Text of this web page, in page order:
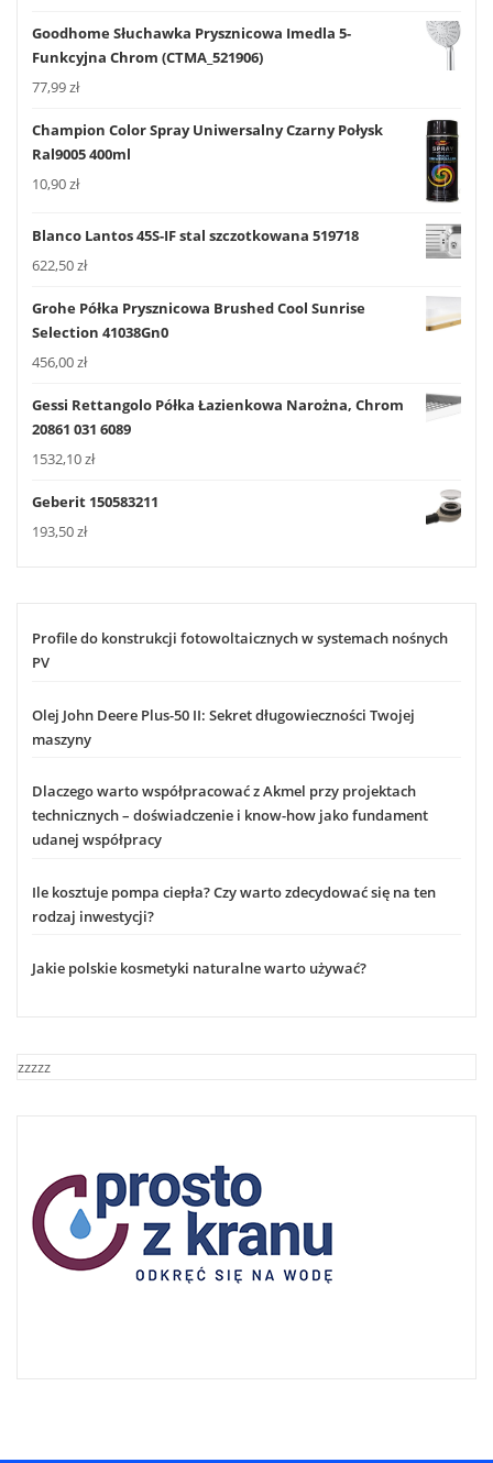
Goodhome Słuchawka Prysznicowa Imedla 5-
Funkcyjna Chrom (CTMA_521906)
77,99zł
Champion Color Spray Uniwersalny Czarny Połysk
Ral9005 400ml
10,90zł
Blanco Lantos 45S-IF stal szczotkowana 519718
622,50zł
Grohe Półka Prysznicowa Brushed Cool Sunrise
Selection 41038Gn0
456,00zł
Gessi Rettangolo Półka Łazienkowa Narożna, Chrom
20861 031 6089
1532,10zł
Geberit 150583211
193,50zł
Profile do konstrukcji fotowoltaicznych w systemach nośnych
PV
Olej John Deere Plus-50 II: Sekret długowieczności Twojej
maszyny
Dlaczego warto współpracować z Akmel przy projektach
technicznych – doświadczenie i know-how jako fundament
udanej współpracy
Ile kosztuje pompa ciepła? Czy warto zdecydować się na ten
rodzaj inwestycji?
Jakie polskie kosmetyki naturalne warto używać?
zzzzz